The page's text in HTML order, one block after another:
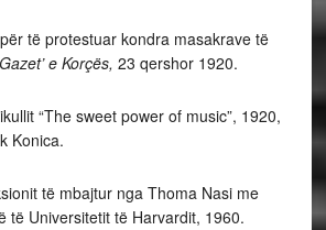
të protestuar kondra masakrave të
Gazet’ e Korçës, 23 qershor 1920.
“The sweet power of music”, 1920,
Konica.
të mbajtur nga Thoma Nasi me
të Universitetit të Harvardit, 1960.